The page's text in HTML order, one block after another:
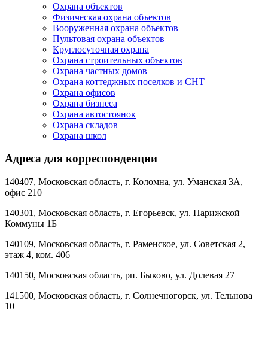
Охрана объектов
Физическая охрана объектов
Вооруженная охрана объектов
Пультовая охрана объектов
Круглосуточная охрана
Охрана строительных объектов
Охрана частных домов
Охрана коттеджных поселков и СНТ
Охрана офисов
Охрана бизнеса
Охрана автостоянок
Охрана складов
Охрана школ
Адреса для корреспонденции
140407, Московская область, г. Коломна, ул. Уманская 3А,
офис 210
140301 , Московская область, г. Егорьевск, ул. Парижской
Коммуны 1Б
140109, Московская область, г. Раменское, ул. Советская 2,
этаж 4, ком. 406
140150, Московская область, рп. Быково, ул. Долевая 27
141500, Московская область, г. Солнечногорск, ул. Тельнова
10